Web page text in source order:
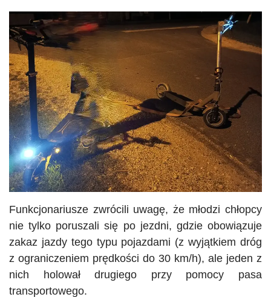
Funkcjonariusze zwrócili uwagę, że młodzi chłopcy
nie tylko poruszali się po jezdni, gdzie obowiązuje
zakaz jazdy tego typu pojazdami (z wyjątkiem dróg
z ograniczeniem prędkości do 30 km/h), ale jeden z
nich holował drugiego przy pomocy pasa
transportowego.